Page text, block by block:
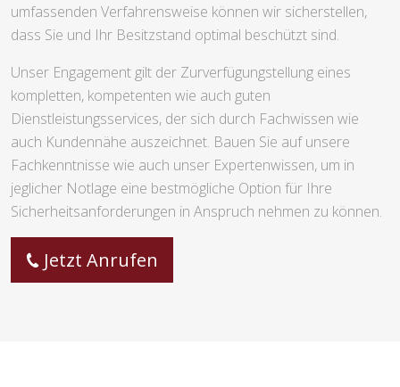
umfassenden Verfahrensweise können wir sicherstellen,
dass Sie und Ihr Besitzstand optimal beschützt sind.
Unser Engagement gilt der Zurverfügungstellung eines
kompletten, kompetenten wie auch guten
Dienstleistungsservices, der sich durch Fachwissen wie
auch Kundennähe auszeichnet. Bauen Sie auf unsere
Fachkenntnisse wie auch unser Expertenwissen, um in
jeglicher Notlage eine bestmögliche Option für Ihre
Sicherheitsanforderungen in Anspruch nehmen zu können.
Jetzt Anrufen